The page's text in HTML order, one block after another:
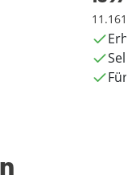
11.161
Für